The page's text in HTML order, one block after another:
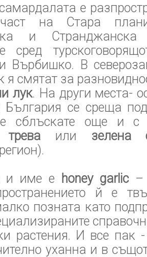
е
на Стара
и
сред
Върбишко. В
я смятат за
лук. На други места-
България се среща
сблъскате още и с
или зелена
и име е
honey garlic –
й е
позната като
растения. И все пак -
уханна и в